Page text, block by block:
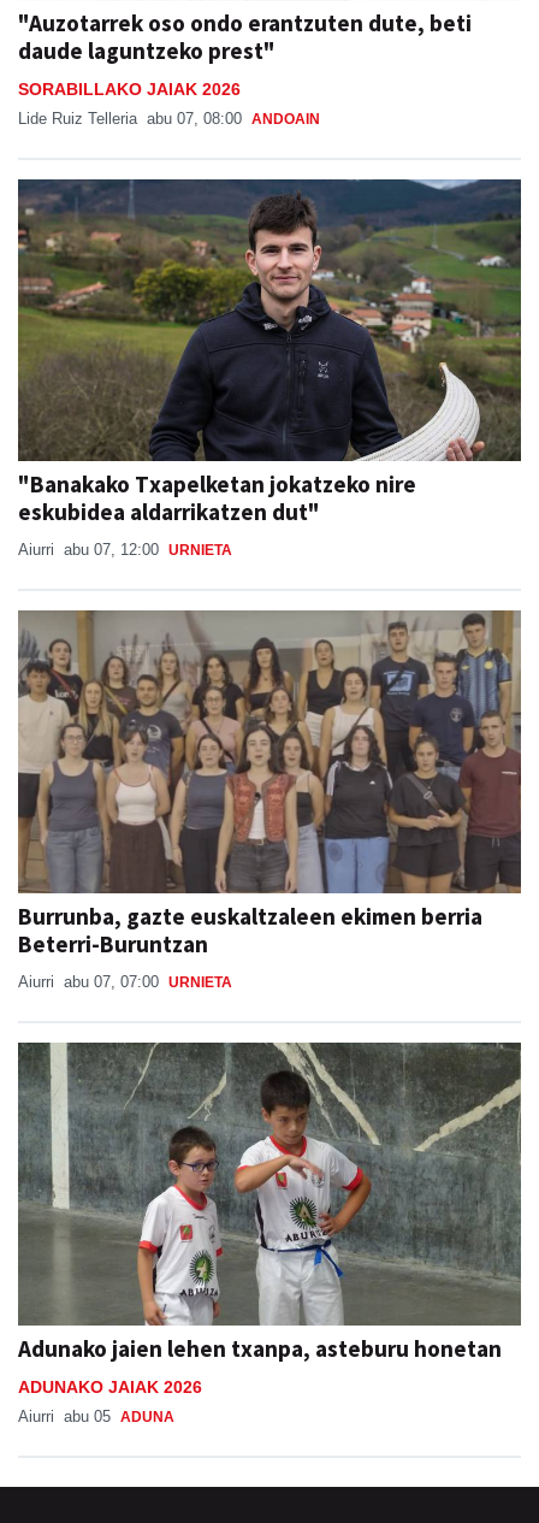
"Auzotarrek oso ondo erantzuten dute, beti
daude laguntzeko prest"
SORABILLAKO JAIAK 2026
Lide Ruiz Telleria abu 07, 08:00 ANDOAIN
"Banakako Txapelketan jokatzeko nire
eskubidea aldarrikatzen dut"
Aiurri abu 07, 12:00 URNIETA
Burrunba, gazte euskaltzaleen ekimen berria
Beterri-Buruntzan
Aiurri abu 07, 07:00 URNIETA
Adunako jaien lehen txanpa, asteburu honetan
ADUNAKO JAIAK 2026
Aiurri abu 05 ADUNA